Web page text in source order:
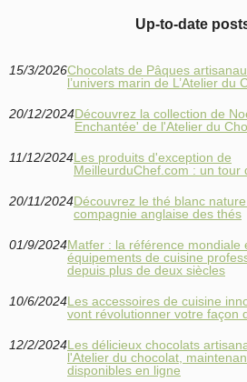
Up-to-date
15/3/2026Chocolats de Pâques
l’univers marin de L’Atelier du
20/12/2024Découvrez la collection de
Enchantée' de l'Atelier du
11/12/2024Les produits d'exception de
MeilleurduChef.com : un tour
20/11/2024Découvrez le thé blanc
compagnie anglaise des thés
01/9/2024Matfer : la référence mondiale
équipements de cuisine
depuis plus de deux siècles
10/6/2024Les accessoires de cuisine
vont révolutionner votre façon
12/2/2024Les délicieux chocolats
l'Atelier du chocolat,
disponibles en ligne